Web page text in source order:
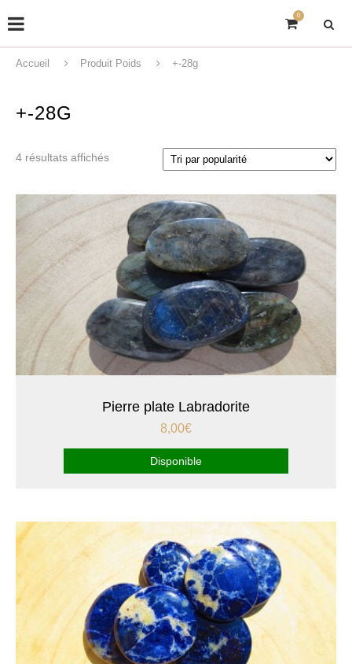
0
Accueil Produit Poids +-28g
+-28G
4 résultats affichés
Pierre plate Labradorite
8,00€
Disponible